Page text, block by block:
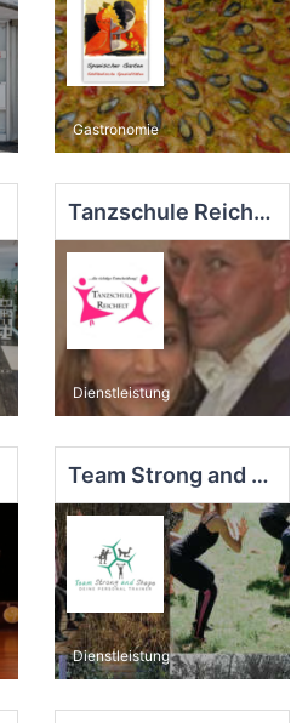
Gastronomie
Tanzschule Reichelt
Dienstleistung
Team Strong and Shape
Dienstleistung